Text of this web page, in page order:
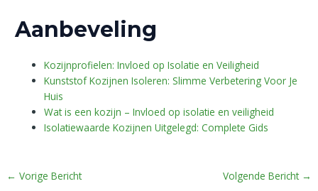
Aanbeveling
Kozijnprofielen: Invloed op Isolatie en Veiligheid
Kunststof Kozijnen Isoleren: Slimme Verbetering Voor Je
Huis
Wat is een kozijn – Invloed op isolatie en veiligheid
Isolatiewaarde Kozijnen Uitgelegd: Complete Gids
← Vorige Bericht Volgende Bericht →